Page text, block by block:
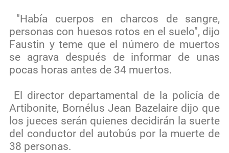
"Había cuerpos en charcos de sangre,
personas con huesos rotos en el suelo", dijo
Faustin y teme que el número de muertos
se agrava después de informar de unas
pocas horas antes de 34 muertos.
El director departamental de la policía de
Artibonite, Bornélus Jean Bazelaire dijo que
los jueces serán quienes decidirán la suerte
del conductor del autobús por la muerte de
38 personas.